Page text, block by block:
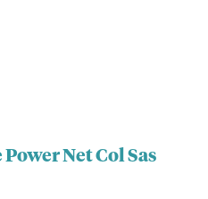
Net Col Sas